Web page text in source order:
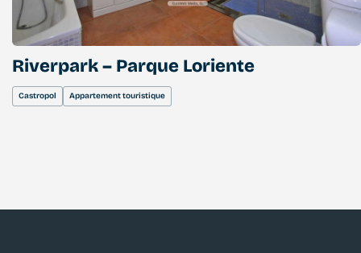
Riverpark – Parque Loriente
Castropol Appartement touristique